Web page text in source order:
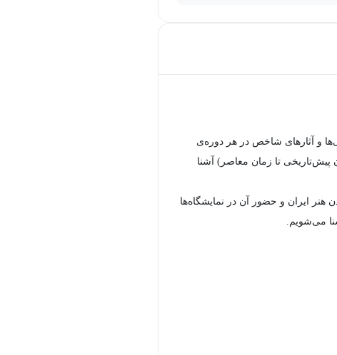
و آثارهای شاخص در هر دوره‌ی
پیش‌تاریخی تا زمان معاصر) آشنا
هنر ایران و حضور آن در نمایشگاه‌ها
می‌شویم.